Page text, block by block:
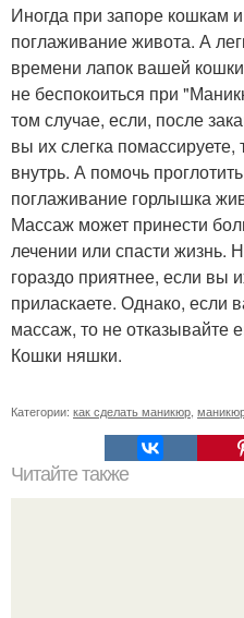
Иногда при запоре кошкам
поглаживание живота. А
времени лапок вашей
не беспокоиться при
том случае, если, после
вы их слегка
внутрь. А помочь
поглаживание горлышка
Массаж может принести
лечении или спасти жизнь.
гораздо приятнее, если вы
приласкаете. Однако,
массаж, то не отказывайте
Кошки няшки.
Категории: как сделать маникюр
Читайте также